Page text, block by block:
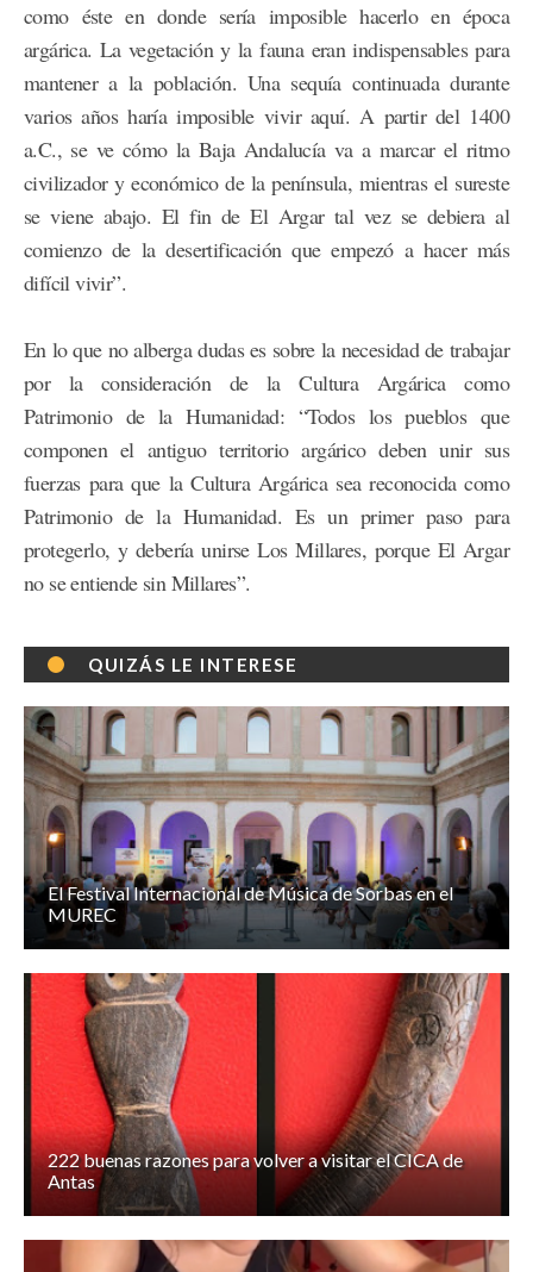
como éste en donde sería imposible hacerlo en época
argárica. La vegetación y la fauna eran indispensables para
mantener a la población. Una sequía continuada durante
varios años haría imposible vivir aquí. A partir del 1400
a.C., se ve cómo la Baja Andalucía va a marcar el ritmo
civilizador y económico de la península, mientras el sureste
se viene abajo. El fin de El Argar tal vez se debiera al
comienzo de la desertificación que empezó a hacer más
difícil vivir”.
En lo que no alberga dudas es sobre la necesidad de trabajar
por la consideración de la Cultura Argárica como
Patrimonio de la Humanidad: “Todos los pueblos que
componen el antiguo territorio argárico deben unir sus
fuerzas para que la Cultura Argárica sea reconocida como
Patrimonio de la Humanidad. Es un primer paso para
protegerlo, y debería unirse Los Millares, porque El Argar
no se entiende sin Millares”.
QUIZÁS LE INTERESE
El Festival Internacional de Música de Sorbas en el
MUREC
222 buenas razones para volver a visitar el CICA de
Antas